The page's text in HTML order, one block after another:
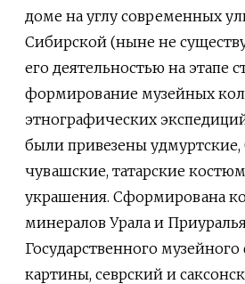
доме на углу современных
Сибирской (ныне не
его деятельностью на этапе
формирование музейных
этнографических
были привезены удмуртские,
чувашские, татарские
украшения. Сформирована
минералов Урала и
Государственного
картины, севрский и